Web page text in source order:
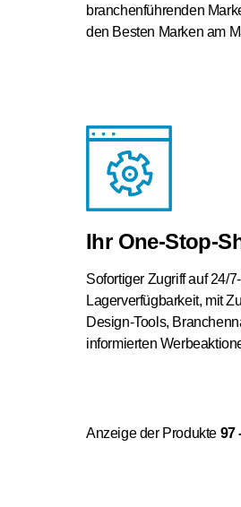
branchenführenden
den Besten Marken am
Ihr One-Stop-
Sofortiger Zugriff auf 24/
Lagerverfügbarkeit, mit
Design-Tools,
informierten
Anzeige der Produkte 97